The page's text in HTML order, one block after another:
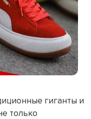
гиганты и
только